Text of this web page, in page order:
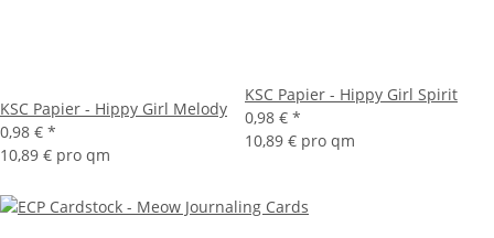
KSC Papier - Hippy Girl Melody
0,98 € *
10,89 € pro qm
KSC Papier - Hippy Girl Spirit
0,98 € *
10,89 € pro qm